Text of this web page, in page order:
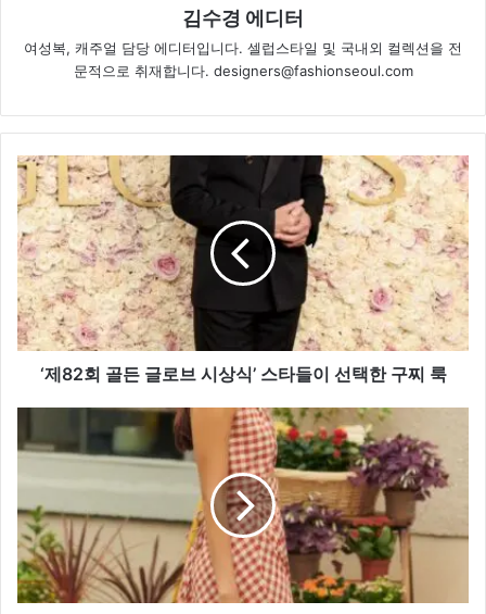
김수경 에디터
여성복, 캐주얼 담당 에디터입니다. 셀럽스타일 및 국내외 컬렉션을 전
문적으로 취재합니다. designers@fashionseoul.com
‘제
82
회
골
든
글
로
브
시
타
선
택
한
구
찌
‘제82회 골든 글로브 시상식’ 스타들이 선택한 구찌 룩
리
보
는
롱
샴
의